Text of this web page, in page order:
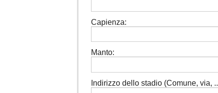
Capienza:
Manto:
Indirizzo dello stadio (Comune, via,